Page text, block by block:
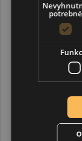
potrebné